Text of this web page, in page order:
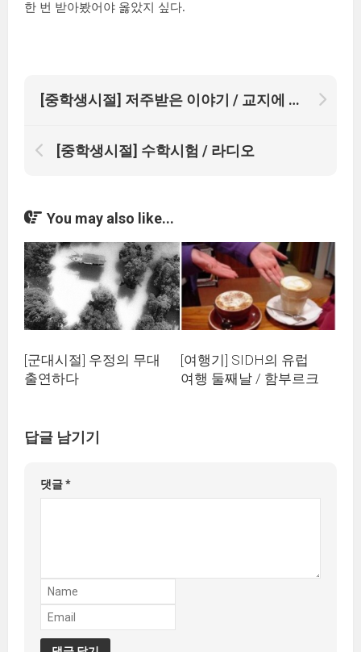
한 번 받아봤어야 옳았지 싶다.
[중학생시절] 저주받은 이야기 / 교지에 소설을 싣고
[중학생시절] 수학시험 / 라디오
You may also like...
[군대시절] 우정의 무대
출연하다
[여행기] SIDH의 유럽
여행 둘째날 / 함부르크
답글 남기기
댓글*